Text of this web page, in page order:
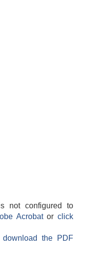
not configured to
Acrobatorclick
the PDF